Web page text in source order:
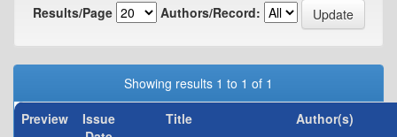
Results/Page
Authors/Record:
Showing results 1 to 1 of 1
Preview
Issue
Title Author(s)